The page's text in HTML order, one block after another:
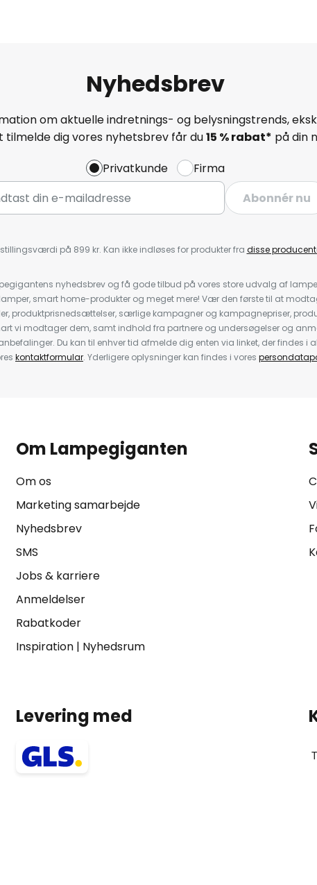
Nyhedsbrev
om aktuelle indretnings- og belysningstrends,
tilmelde dig vores nyhetsbrev får du15 % rabat* på din
Privatkunde
Firma
Abonnér nu
på 899 kr. Kan ikke indløses for produkter fra disse
nyhedsbrev og få gode tilbud på vores store udvalg af
smart home-produkter og meget mere! Vær den første til at
produktprisnedsættelser, særlige kampagner og kampagnepriser,
vi modtager dem, samt indhold fra partnere og undersøgelser og
Du kan til enhver tid afmelde dig enten via linket, der findes i
kontaktformular. Yderligere oplysninger kan findes i vores
Om Lampegiganten
Om os
Marketing samarbejde
Nyhedsbrev
SMS
Jobs & karriere
Anmeldelser
Rabatkoder
Inspiration| Nyhedsrum
Levering med